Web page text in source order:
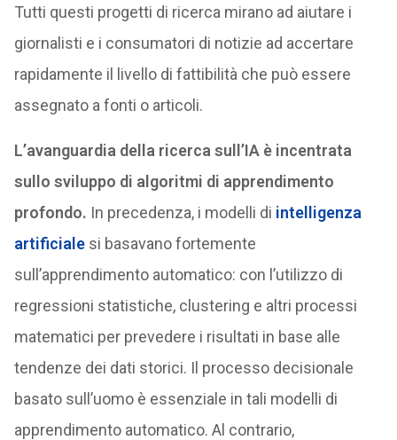
Tutti questi progetti di ricerca mirano ad aiutare i
giornalisti e i consumatori di notizie ad accertare
rapidamente il livello di fattibilità che può essere
assegnato a fonti o articoli.
L’avanguardia della ricerca sull’IA è incentrata
sullo sviluppo di algoritmi di apprendimento
profondo. In precedenza, i modelli di intelligenza
artificialesi basavano fortemente
sull’apprendimento automatico: con l’utilizzo di
regressioni statistiche, clustering e altri processi
matematici per prevedere i risultati in base alle
tendenze dei dati storici. Il processo decisionale
basato sull’uomo è essenziale in tali modelli di
apprendimento automatico. Al contrario,